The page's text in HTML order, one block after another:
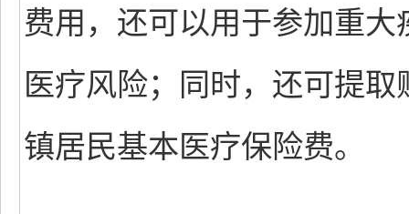
费用，还可以用于参加重
医疗风险；同时，还可提
镇居民基本医疗保险费。